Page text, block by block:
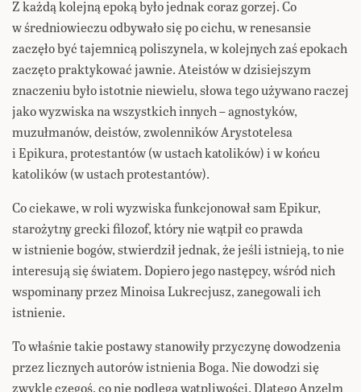
Z każdą kolejną epoką było jednak coraz gorzej. Co
w średniowieczu odbywało się po cichu, w renesansie
zaczęło być tajemnicą poliszynela, w kolejnych zaś epokach
zaczęto praktykować jawnie. Ateistów w dzisiejszym
znaczeniu było istotnie niewielu, słowa tego używano raczej
jako wyzwiska na wszystkich innych – agnostyków,
muzułmanów, deistów, zwolenników Arystotelesa
i Epikura, protestantów (w ustach katolików) i w końcu
katolików (w ustach protestantów).
Co ciekawe, w roli wyzwiska funkcjonował sam Epikur,
starożytny grecki filozof, który nie wątpił co prawda
w istnienie bogów, stwierdził jednak, że jeśli istnieją, to nie
interesują się światem. Dopiero jego następcy, wśród nich
wspominany przez Minoisa Lukrecjusz, zanegowali ich
istnienie.
To właśnie takie postawy stanowiły przyczynę dowodzenia
przez licznych autorów istnienia Boga. Nie dowodzi się
zwykle czegoś, co nie podlega wątpliwości. Dlatego Anzelm